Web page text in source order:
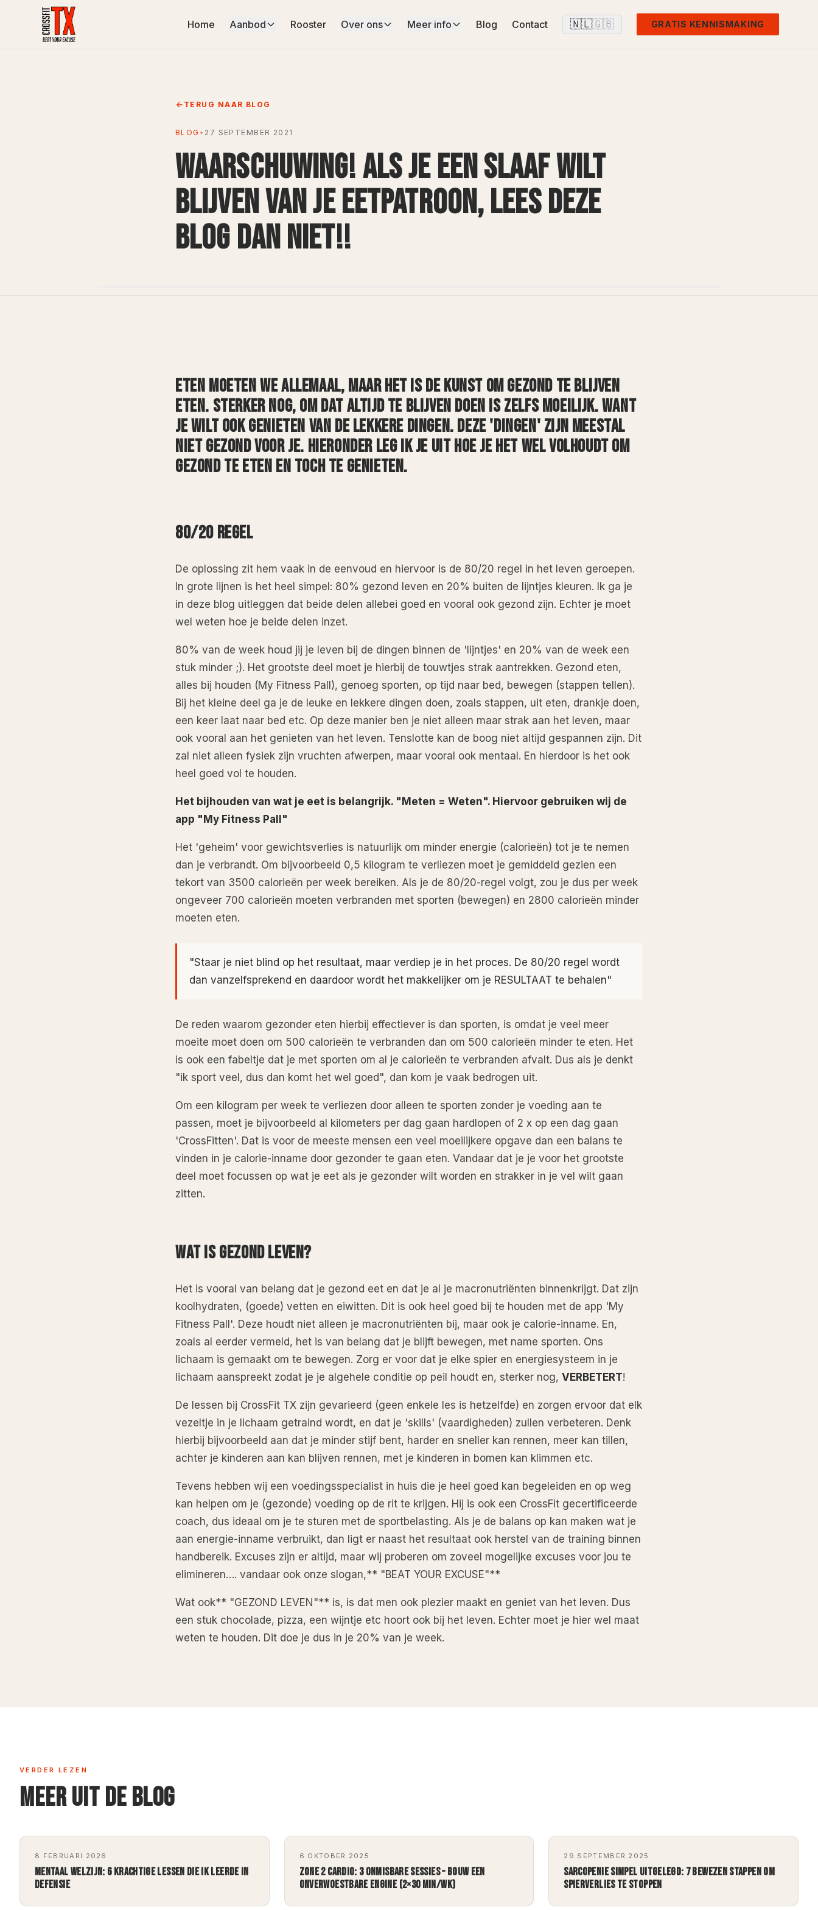
Home Aanbod Rooster Over ons Meer info Blog Contact 🇳🇱🇬🇧 GRATIS KENNISMAKING
TERUG NAAR BLOG
BLOG • 27 SEPTEMBER 2021
WAARSCHUWING! ALS JE EEN SLAAF WILT
BLIJVEN VAN JE EETPATROON, LEES DEZE
BLOG DAN NIET!!
ETEN MOETEN WE ALLEMAAL, MAAR HET IS DE KUNST OM GEZOND TE BLIJVEN
ETEN. STERKER NOG, OM DAT ALTIJD TE BLIJVEN DOEN IS ZELFS MOEILIJK. WANT
JE WILT OOK GENIETEN VAN DE LEKKERE DINGEN. DEZE 'DINGEN' ZIJN MEESTAL
NIET GEZOND VOOR JE. HIERONDER LEG IK JE UIT HOE JE HET WEL VOLHOUDT OM
GEZOND TE ETEN EN TOCH TE GENIETEN.
80/20 REGEL
De oplossing zit hem vaak in de eenvoud en hiervoor is de 80/20 regel in het leven geroepen.
In grote lijnen is het heel simpel: 80% gezond leven en 20% buiten de lijntjes kleuren. Ik ga je
in deze blog uitleggen dat beide delen allebei goed en vooral ook gezond zijn. Echter je moet
wel weten hoe je beide delen inzet.
80% van de week houd jij je leven bij de dingen binnen de 'lijntjes' en 20% van de week een
stuk minder ;). Het grootste deel moet je hierbij de touwtjes strak aantrekken. Gezond eten,
alles bij houden (My Fitness Pall), genoeg sporten, op tijd naar bed, bewegen (stappen tellen).
Bij het kleine deel ga je de leuke en lekkere dingen doen, zoals stappen, uit eten, drankje doen,
een keer laat naar bed etc. Op deze manier ben je niet alleen maar strak aan het leven, maar
ook vooral aan het genieten van het leven. Tenslotte kan de boog niet altijd gespannen zijn. Dit
zal niet alleen fysiek zijn vruchten afwerpen, maar vooral ook mentaal. En hierdoor is het ook
heel goed vol te houden.
Het bijhouden van wat je eet is belangrijk. "Meten = Weten". Hiervoor gebruiken wij de
app "My Fitness Pall"
Het 'geheim' voor gewichtsverlies is natuurlijk om minder energie (calorieën) tot je te nemen
dan je verbrandt. Om bijvoorbeeld 0,5 kilogram te verliezen moet je gemiddeld gezien een
tekort van 3500 calorieën per week bereiken. Als je de 80/20-regel volgt, zou je dus per week
ongeveer 700 calorieën moeten verbranden met sporten (bewegen) en 2800 calorieën minder
moeten eten.
"Staar je niet blind op het resultaat, maar verdiep je in het proces. De 80/20 regel wordt
dan vanzelfsprekend en daardoor wordt het makkelijker om je RESULTAAT te behalen"
De reden waarom gezonder eten hierbij effectiever is dan sporten, is omdat je veel meer
moeite moet doen om 500 calorieën te verbranden dan om 500 calorieën minder te eten. Het
is ook een fabeltje dat je met sporten om al je calorieën te verbranden afvalt. Dus als je denkt
"ik sport veel, dus dan komt het wel goed", dan kom je vaak bedrogen uit.
Om een kilogram per week te verliezen door alleen te sporten zonder je voeding aan te
passen, moet je bijvoorbeeld al kilometers per dag gaan hardlopen of 2 x op een dag gaan
'CrossFitten'. Dat is voor de meeste mensen een veel moeilijkere opgave dan een balans te
vinden in je calorie-inname door gezonder te gaan eten. Vandaar dat je je voor het grootste
deel moet focussen op wat je eet als je gezonder wilt worden en strakker in je vel wilt gaan
zitten.
WAT IS GEZOND LEVEN?
Het is vooral van belang dat je gezond eet en dat je al je macronutriënten binnenkrijgt. Dat zijn
koolhydraten, (goede) vetten en eiwitten. Dit is ook heel goed bij te houden met de app 'My
Fitness Pall'. Deze houdt niet alleen je macronutriënten bij, maar ook je calorie-inname. En,
zoals al eerder vermeld, het is van belang dat je blijft bewegen, met name sporten. Ons
lichaam is gemaakt om te bewegen. Zorg er voor dat je elke spier en energiesysteem in je
lichaam aanspreekt zodat je je algehele conditie op peil houdt en, sterker nog, VERBETERT!
De lessen bij CrossFit TX zijn gevarieerd (geen enkele les is hetzelfde) en zorgen ervoor dat elk
vezeltje in je lichaam getraind wordt, en dat je 'skills' (vaardigheden) zullen verbeteren. Denk
hierbij bijvoorbeeld aan dat je minder stijf bent, harder en sneller kan rennen, meer kan tillen,
achter je kinderen aan kan blijven rennen, met je kinderen in bomen kan klimmen etc.
Tevens hebben wij een voedingsspecialist in huis die je heel goed kan begeleiden en op weg
kan helpen om je (gezonde) voeding op de rit te krijgen. Hij is ook een CrossFit gecertificeerde
coach, dus ideaal om je te sturen met de sportbelasting. Als je de balans op kan maken wat je
aan energie-inname verbruikt, dan ligt er naast het resultaat ook herstel van de training binnen
handbereik. Excuses zijn er altijd, maar wij proberen om zoveel mogelijke excuses voor jou te
elimineren…. vandaar ook onze slogan,** "BEAT YOUR EXCUSE"**
Wat ook** "GEZOND LEVEN"** is, is dat men ook plezier maakt en geniet van het leven. Dus
een stuk chocolade, pizza, een wijntje etc hoort ook bij het leven. Echter moet je hier wel maat
weten te houden. Dit doe je dus in je 20% van je week.
VERDER LEZEN
MEER UIT DE BLOG
8 FEBRUARI 2026
MENTAAL WELZIJN: 6 KRACHTIGE LESSEN DIE IK LEERDE IN
DEFENSIE
6 OKTOBER 2025
ZONE 2 CARDIO: 3 ONMISBARE SESSIES – BOUW EEN
ONVERWOESTBARE ENGINE (2×30 MIN/WK)
29 SEPTEMBER 2025
SARCOPENIE SIMPEL UITGELEGD: 7 BEWEZEN STAPPEN OM
SPIERVERLIES TE STOPPEN